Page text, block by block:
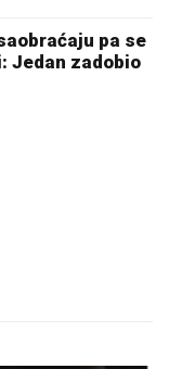
pa se
Jedan zadobio